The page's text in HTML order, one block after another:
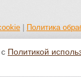
Политика
Всемирная
Политикой